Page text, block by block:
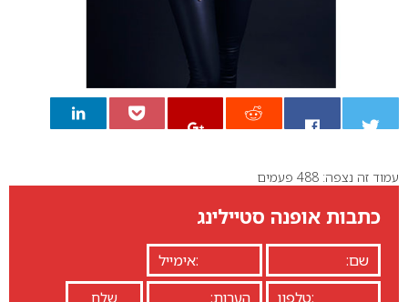
0
עמוד זה נצפה: 488 פעמים
כתבות אופנה סטיילינג